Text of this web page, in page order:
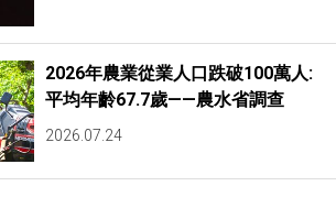
2026年農業從業人口跌破100萬人:
平均年齡67.7歲——農水省調查
2026.07.24